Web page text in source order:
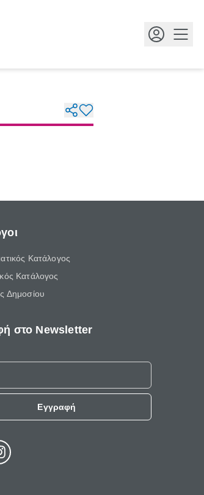
Κατάλογος
Κατάλογος
Δημοσίου
στο Newsletter
Εγγραφή